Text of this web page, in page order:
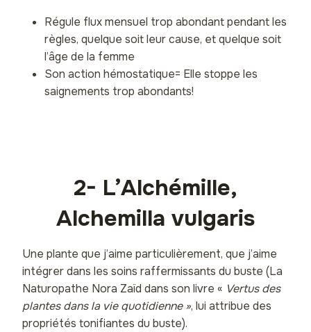
Régule flux mensuel trop abondant pendant les
règles, quelque soit leur cause, et quelque soit
l’âge de la femme
Son action hémostatique= Elle stoppe les
saignements trop abondants!
2- L’Alchémille,
Alchemilla vulgaris
Une plante que j’aime particulièrement, que j’aime
intégrer dans les soins raffermissants du buste (La
Naturopathe Nora Zaïd dans son livre « Vertus des
plantes dans la vie quotidienne », lui attribue des
propriétés tonifiantes du buste).